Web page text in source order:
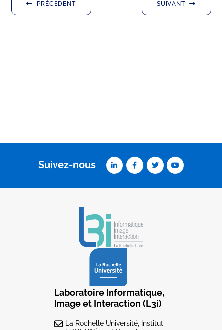
PRÉCÉDENT SUIVANT
Suivez-nous
Laboratoire Informatique,
Image et Interaction (L3i)
La Rochelle Université, Institut